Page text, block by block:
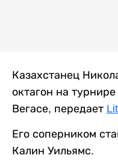
Казахстанец
октагон на
Вегасе, передает
Его соперником
Калин Уильямс.